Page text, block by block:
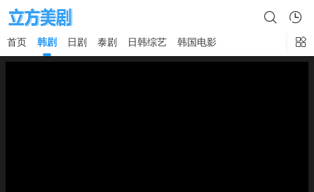
首页 韩剧 日剧 泰剧 日韩综艺 韩国电影